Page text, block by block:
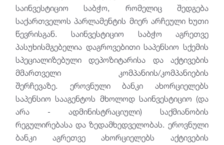
ცალკეული საზედამხედველო
ღონისძიებები
საინვესტიციო საბჭო, რომელიც შედგება
საქართველოს პარლამენტის მიერ არჩეული ხუთი
წევრისგან. საინვესტიციო საბჭო აგრეთვე
პასუხისმგებელია დაგროვებითი საპენსიო სქემის
სპეციალიზებული დეპოზიტარისა და აქტივების
მმართველი კომპანიის/კომპანიების
შერჩევაზე. ეროვნული ბანკი ახორციელებს
საპენსიო სააგენტოს მხოლოდ საინვესტიციო (და
არა - ადმინისტრაციული) საქმიანობის
რეგულირებასა და ზედამხედველობას. ეროვნული
ბანკი აგრეთვე ახორციელებს აქტივების